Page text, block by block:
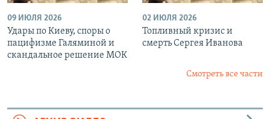
09 ИЮЛЯ 2026
Удары по Киеву, споры о
пацифизме Галяминой и
скандальное решение МОК
02 ИЮЛЯ 2026
Топливный кризис и
смерть Сергея Иванова
Смотреть все части